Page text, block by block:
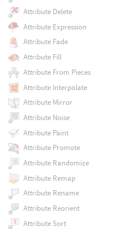
Attribute Delete
Attribute Expression
Attribute Fade
Attribute Fill
Attribute From Pieces
Attribute Interpolate
Attribute Mirror
Attribute Noise
Attribute Paint
Attribute Promote
Attribute Randomize
Attribute Remap
Attribute Rename
Attribute Reorient
Attribute Sort